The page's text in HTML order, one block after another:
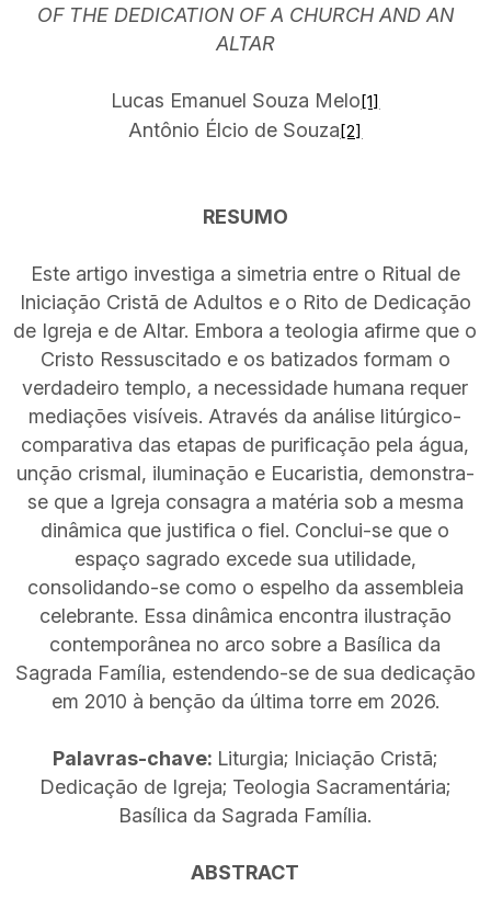
OF THE DEDICATION OF A CHURCH AND AN
ALTAR
Lucas Emanuel Souza Melo [1]
Antônio Élcio de Souza [2]
RESUMO
Este artigo investiga a simetria entre o Ritual de
Iniciação Cristã de Adultos e o Rito de Dedicação
de Igreja e de Altar. Embora a teologia afirme que o
Cristo Ressuscitado e os batizados formam o
verdadeiro templo, a necessidade humana requer
mediações visíveis. Através da análise litúrgico-
comparativa das etapas de purificação pela água,
unção crismal, iluminação e Eucaristia, demonstra-
se que a Igreja consagra a matéria sob a mesma
dinâmica que justifica o fiel. Conclui-se que o
espaço sagrado excede sua utilidade,
consolidando-se como o espelho da assembleia
celebrante. Essa dinâmica encontra ilustração
contemporânea no arco sobre a Basílica da
Sagrada Família, estendendo-se de sua dedicação
em 2010 à benção da última torre em 2026.
Palavras-chave: Liturgia; Iniciação Cristã;
Dedicação de Igreja; Teologia Sacramentária;
Basílica da Sagrada Família.
ABSTRACT